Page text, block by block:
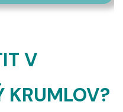
V
KRUMLOV?